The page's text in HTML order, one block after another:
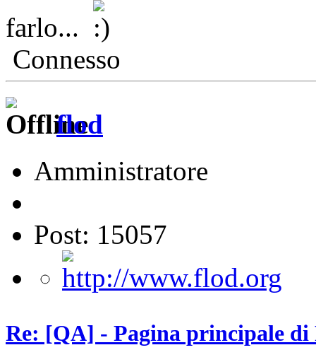
farlo...
Connesso
flod
Amministratore
Post: 15057
Re: [QA] - Pagina principale